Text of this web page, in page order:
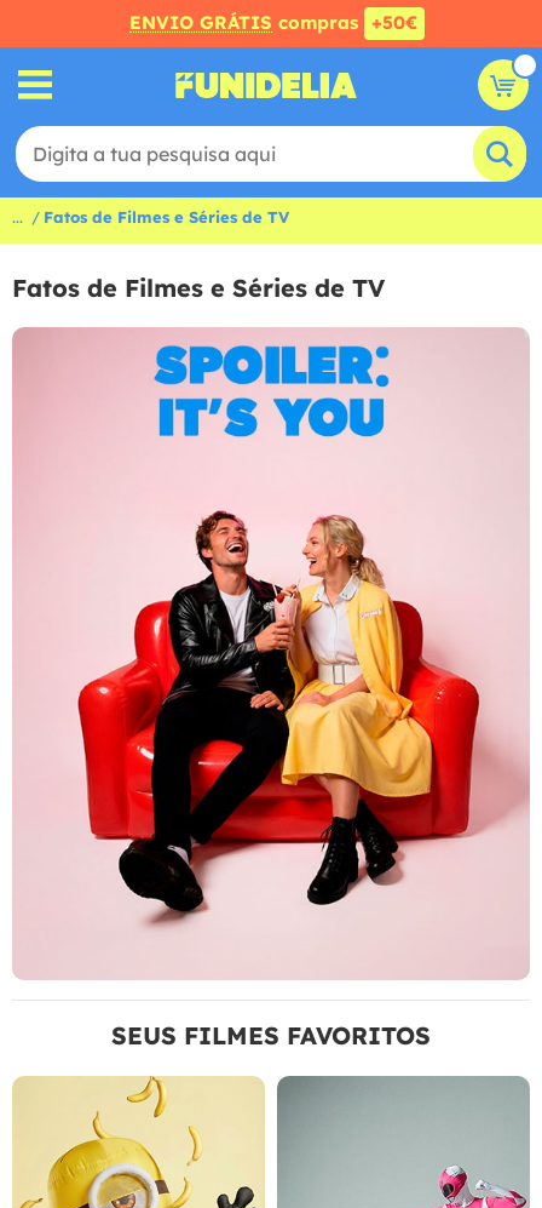
ENVIO GRÁTIS compras +50€
... Fatos de Filmes e Séries de TV
Fatos de Filmes e Séries de TV
SEUS FILMES FAVORITOS